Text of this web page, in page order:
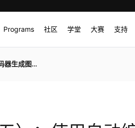
Programs 社区 学堂 大赛 支持
生成图像